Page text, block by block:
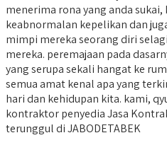
menerima rona yang anda
keabnormalan kepelikan dan
mimpi mereka seorang diri
mereka. peremajaan pada
yang serupa sekali hangat ke
semua amat kenal apa yang
hari dan kehidupan kita. kami,
kontraktor penyedia Jasa
terunggul di JABODETABEK